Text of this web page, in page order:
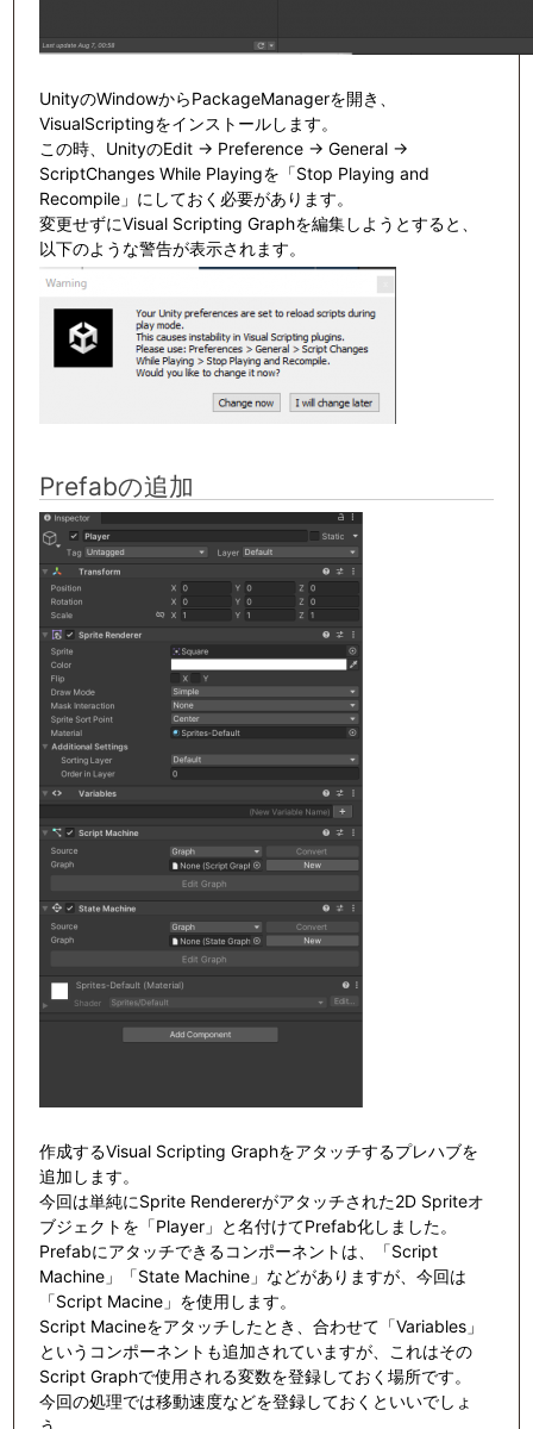
UnityのWindowからPackageManagerを開き、
VisualScriptingをインストールします。
この時、UnityのEdit -> Preference -> General ->
ScriptChanges While Playingを「Stop Playing and
Recompile」にしておく必要があります。
変更せずにVisual Scripting Graphを編集しようとすると、
以下のような警告が表示されます。
Prefabの追加
作成するVisual Scripting Graphをアタッチするプレハブを
追加します。
今回は単純にSprite Rendererがアタッチされた2D Spriteオ
ブジェクトを「Player」と名付けてPrefab化しました。
Prefabにアタッチできるコンポーネントは、「Script
Machine」「State Machine」などがありますが、今回は
「Script Macine」を使用します。
Script Macineをアタッチしたとき、合わせて「Variables」
というコンポーネントも追加されていますが、これはその
Script Graphで使用される変数を登録しておく場所です。
今回の処理では移動速度などを登録しておくといいでしょ